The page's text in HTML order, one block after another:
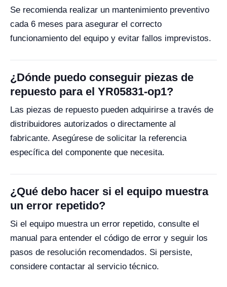
Se recomienda realizar un mantenimiento preventivo
cada 6 meses para asegurar el correcto
funcionamiento del equipo y evitar fallos imprevistos.
¿Dónde puedo conseguir piezas de
repuesto para el YR05831-op1?
Las piezas de repuesto pueden adquirirse a través de
distribuidores autorizados o directamente al
fabricante. Asegúrese de solicitar la referencia
específica del componente que necesita.
¿Qué debo hacer si el equipo muestra
un error repetido?
Si el equipo muestra un error repetido, consulte el
manual para entender el código de error y seguir los
pasos de resolución recomendados. Si persiste,
considere contactar al servicio técnico.